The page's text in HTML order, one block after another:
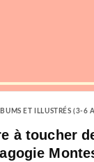
ET ILLUSTRÉS (3-6
à toucher